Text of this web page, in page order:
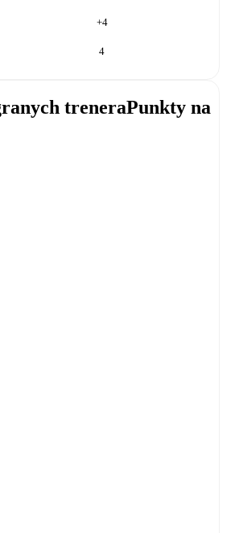
+4
4
treneraPunkty na